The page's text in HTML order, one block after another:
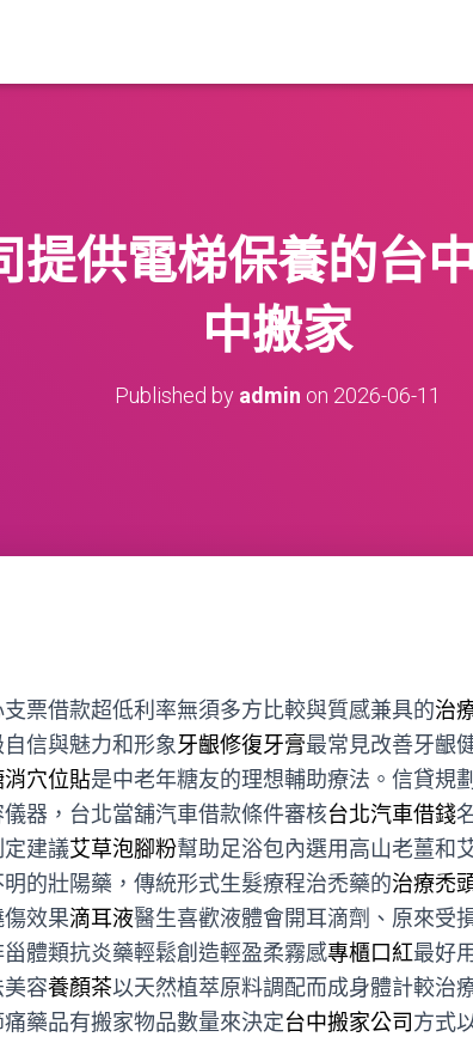
提供電梯保養的台
中搬家
Published by admin on 2026-06-11
支票借款超低利率無須多方比較與質感兼具的治
信與魅力和形象牙齦修復牙膏最常見改善牙齦
穴位貼是中老年糖友的理想輔助療法。信貸規劃
器，台北當舖汽車借款條件審核台北汽車借錢
建議艾草泡腳粉幫助足浴包內選用高山老薑和
的壯陽藥，傳統形式生髮療程治禿藥的治療禿
效果滴耳液醫生喜歡液體會開耳滴劑、原來受
體類抗炎藥輕鬆創造輕盈柔霧感專櫃口紅最好用
容養顏茶以天然植萃原料調配而成身體計較治
藥品有搬家物品數量來決定台中搬家公司方式